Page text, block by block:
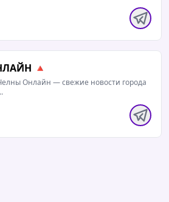
🔺
Онлайн — свежие новости города